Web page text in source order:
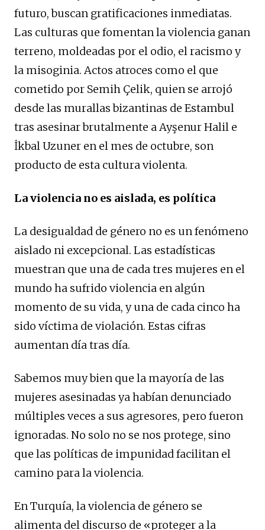
futuro, buscan gratificaciones inmediatas.
Las culturas que fomentan la violencia ganan
terreno, moldeadas por el odio, el racismo y
la misoginia. Actos atroces como el que
cometido por Semih Çelik, quien se arrojó
desde las murallas bizantinas de Estambul
tras asesinar brutalmente a Ayşenur Halil e
İkbal Uzuner en el mes de octubre, son
producto de esta cultura violenta.
La violencia no es aislada, es política
La desigualdad de género no es un fenómeno
aislado ni excepcional. Las estadísticas
muestran que una de cada tres mujeres en el
mundo ha sufrido violencia en algún
momento de su vida, y una de cada cinco ha
sido víctima de violación. Estas cifras
aumentan día tras día.
Sabemos muy bien que la mayoría de las
mujeres asesinadas ya habían denunciado
múltiples veces a sus agresores, pero fueron
ignoradas. No solo no se nos protege, sino
que las políticas de impunidad facilitan el
camino para la violencia.
En Turquía, la violencia de género se
alimenta del discurso de «proteger a la